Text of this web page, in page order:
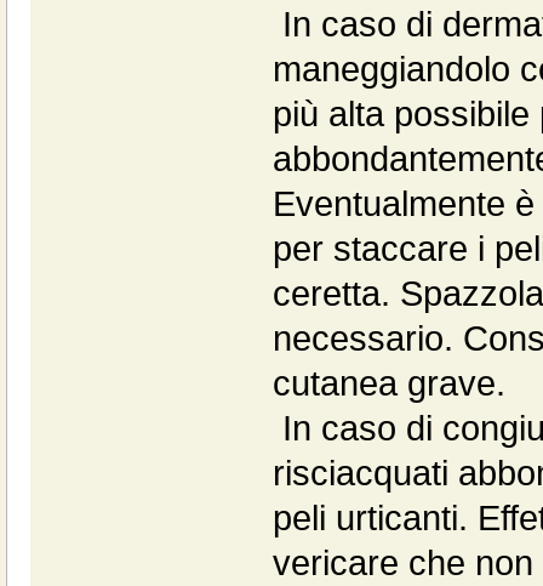
In caso di
maneggiandolo
più alta
Eventualmente
per staccare i
ceretta.
necessario.
cutanea grave.
In caso di
risciacquati
peli urticanti.
vericare che